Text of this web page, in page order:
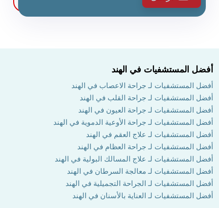
أفضل المستشفيات في الهند
أفضل المستشفيات لـ جراحة الاعصاب في الهند
أفضل المستشفيات لـ جراحة القلب في الهند
أفضل المستشفيات لـ جراحة العيون في الهند
أفضل المستشفيات لـ جراحة الأوعية الدموية في الهند
أفضل المستشفيات لـ علاج العقم في الهند
أفضل المستشفيات لـ جراحة العظام في الهند
أفضل المستشفيات لـ علاج المسالك البولية في الهند
أفضل المستشفيات لـ معالجة السرطان في الهند
أفضل المستشفيات لـ الجراحة التجميلية في الهند
أفضل المستشفيات لـ العناية بالأسنان في الهند